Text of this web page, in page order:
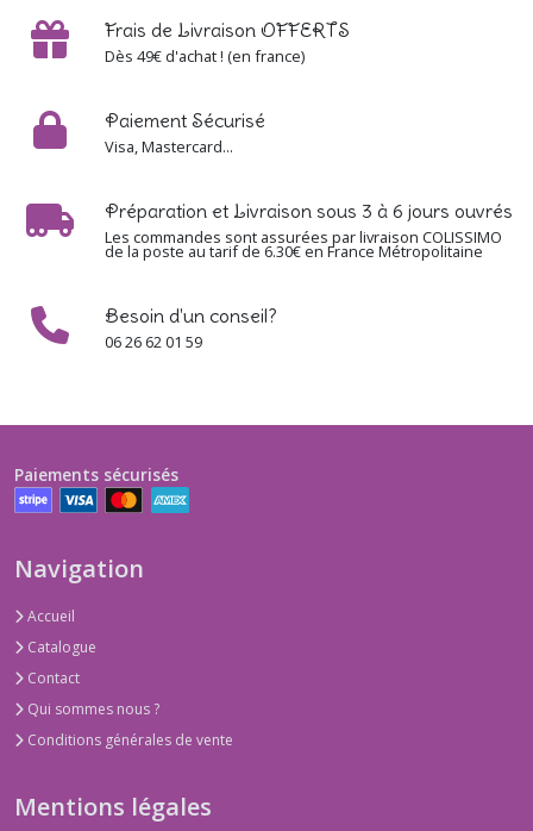
Frais de Livraison OFFERTS
Dès 49€ d'achat ! (en france)
Paiement Sécurisé
Visa, Mastercard...
Préparation et Livraison sous 3 à 6 jours ouvrés
Les commandes sont assurées par livraison COLISSIMO
de la poste au tarif de 6.30€ en France Métropolitaine
Besoin d'un conseil?
06 26 62 01 59
Paiements sécurisés
Navigation
Accueil
Catalogue
Contact
Qui sommes nous ?
Conditions générales de vente
Mentions légales